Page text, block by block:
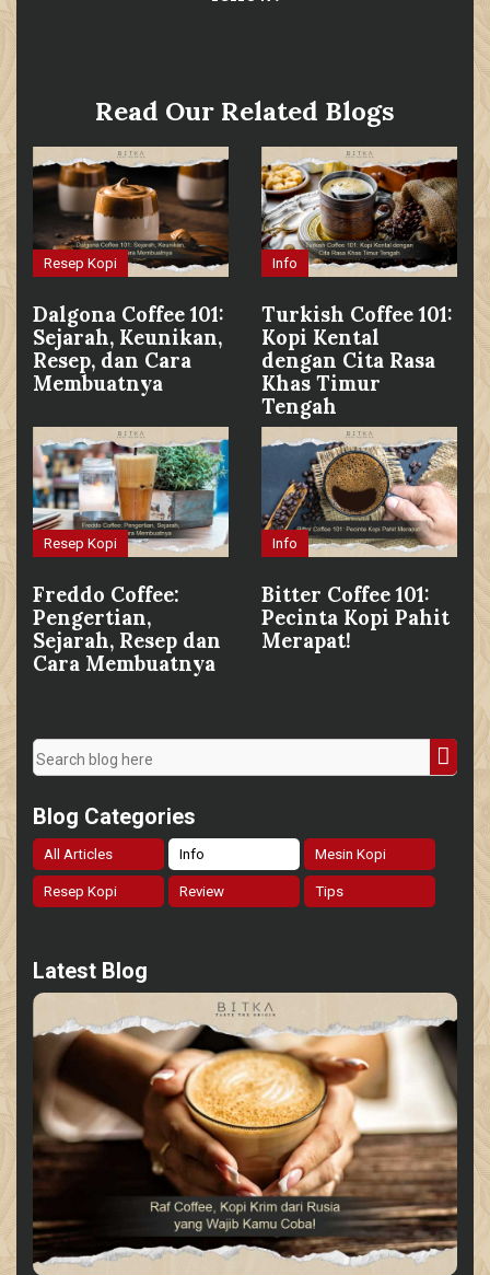
Read Our Related Blogs
Resep Kopi
Dalgona Coffee 101:
Sejarah, Keunikan,
Resep, dan Cara
Membuatnya
Info
Turkish Coffee 101:
Kopi Kental
dengan Cita Rasa
Khas Timur
Tengah
Resep Kopi
Freddo Coffee:
Pengertian,
Sejarah, Resep dan
Cara Membuatnya
Info
Bitter Coffee 101:
Pecinta Kopi Pahit
Merapat!
Blog Categories
All Articles Info Mesin Kopi
Resep Kopi Review Tips
Latest Blog